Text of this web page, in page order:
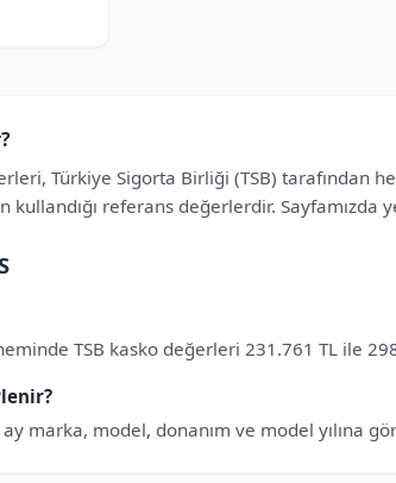
Türkiye Sigorta Birliği (TSB)
kullandığı referans değerlerdir.
TSB kasko değerleri 231.761 TL ile
marka, model, donanım ve model yılına